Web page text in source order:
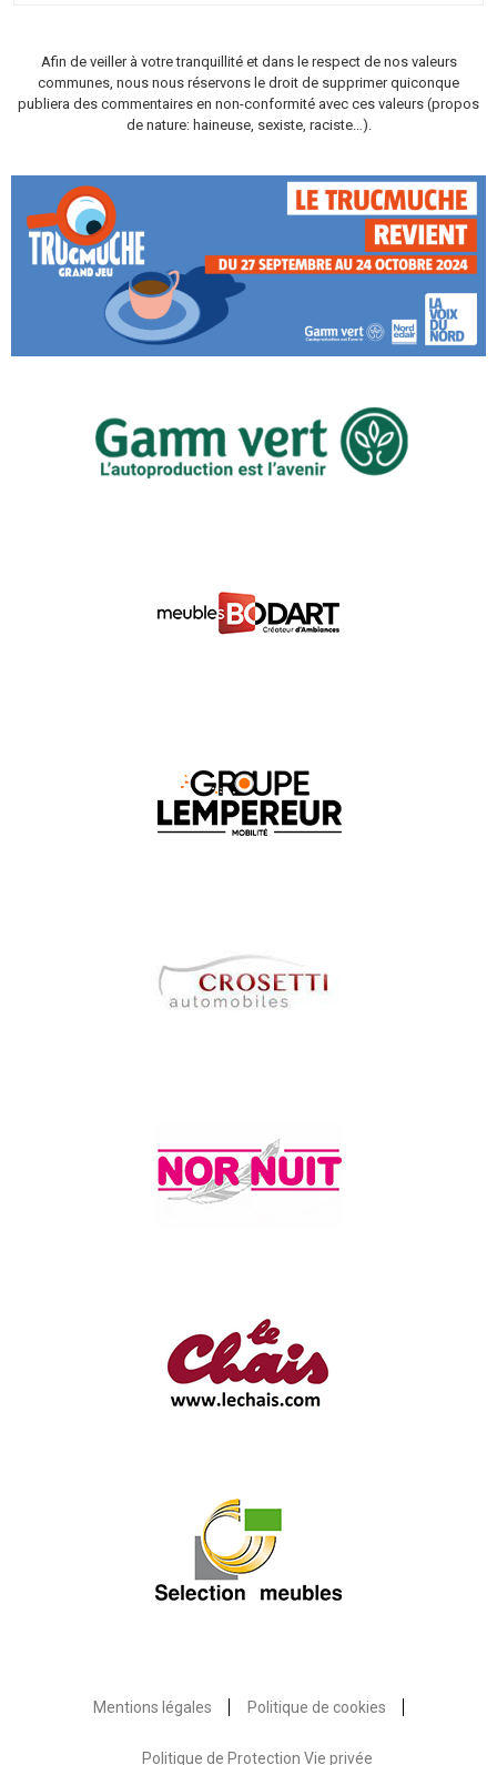
Afin de veiller à votre tranquillité et dans le respect de nos valeurs
communes, nous nous réservons le droit de supprimer quiconque
publiera des commentaires en non-conformité avec ces valeurs (propos
de nature: haineuse, sexiste, raciste…).
Mentions légales Politique de cookies
Politique de Protection Vie privée